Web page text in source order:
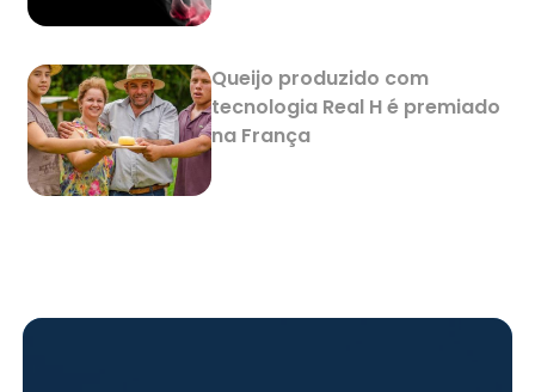
Queijo produzido com
tecnologia Real H é premiado
na França